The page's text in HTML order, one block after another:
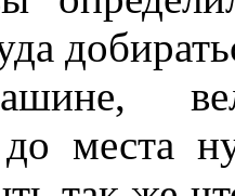
места